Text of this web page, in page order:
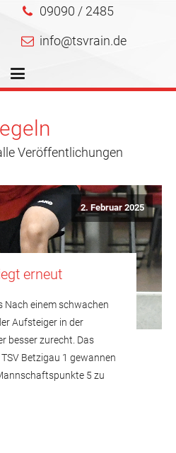
09090 / 2485
info@tsvrain.de
Veröffentlichungen
2. Februar 2025
erneut
Nach einem schwachen
Aufsteiger in der
besser zurecht. Das
Betzigau 1 gewannen
5 zu
Rain verlor in der
0 zu 6 gegen den SKC